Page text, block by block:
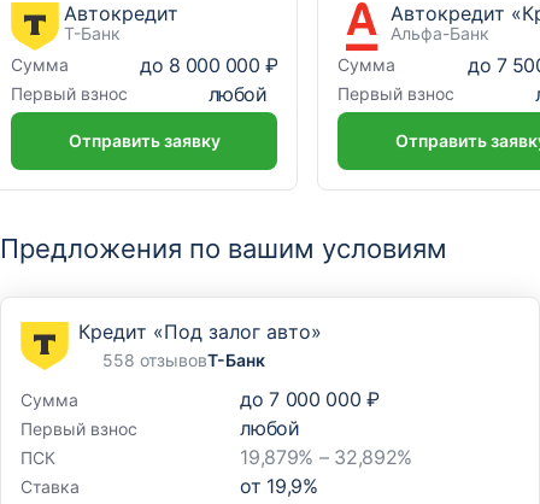
Автокредит
Т-Банк
Сумма
до 8 000 000 ₽
Первый взнос любой
Отправить заявку
Альфа-Банк
Сумма
до 7
Первый взнос
Отправить
Предложения по вашим условиям
Кредит «Под залог авто»
558 отзывовТ-Банк
Сумма
до 7 000 000 ₽
Первый взнос любой
ПСК 19,879% – 32,892%
Ставка от 19,9%